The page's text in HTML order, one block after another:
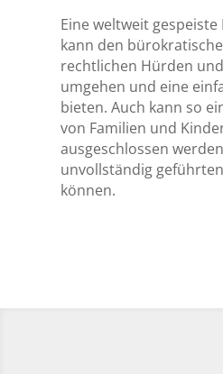
Eine weltweit
kann den
rechtlichen Hürden
umgehen und eine
bieten. Auch kann so
von Familien und
ausgeschlossen
unvollständig
können.